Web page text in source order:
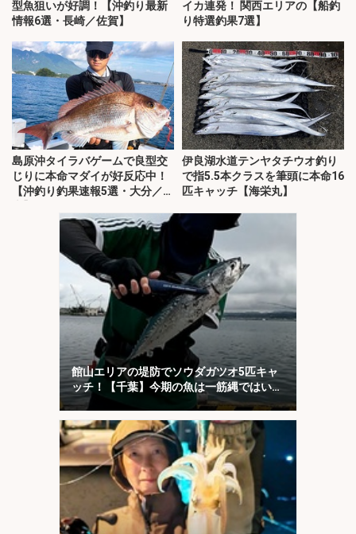
型魚狙いが好調！【沖釣り最新
情報6選・長崎／佐賀】
イカ連発！ 関西エリアの【船釣
り特選釣果7選】
島原沖タイラバゲームで良型交
じりに本命マダイが好反応中！
【沖釣り釣果速報5選・大分／熊
伊良湖水道テンヤタチウオ釣り
で指5.5本クラスを筆頭に本命16
匹キャッチ【海栄丸】
館山エリアの堤防でソウダガツオ5匹キャ
ッチ！【千葉】今期の魚は一筋縄ではいか
ない？